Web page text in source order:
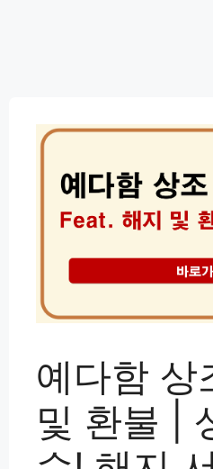
예다함 상
및 환불 |